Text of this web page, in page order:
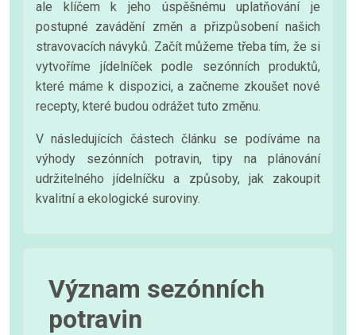
ale klíčem k jeho úspěšnému uplatňování je
postupné zavádění změn a přizpůsobení našich
stravovacích návyků. Začít můžeme třeba tím, že si
vytvoříme jídelníček podle sezónních produktů,
které máme k dispozici, a začneme zkoušet nové
recepty, které budou odrážet tuto změnu.
V následujících částech článku se podíváme na
výhody sezónních potravin, tipy na plánování
udržitelného jídelníčku a způsoby, jak zakoupit
kvalitní a ekologické suroviny.
Význam sezónních
potravin